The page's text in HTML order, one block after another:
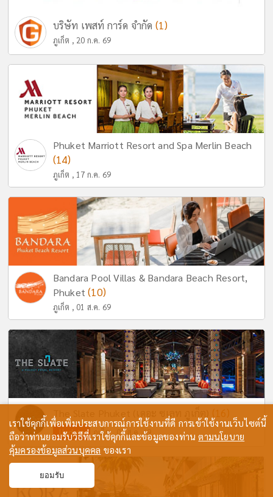
บริษัท เพสท์ การ์ด จำกัด (1)
ภูเก็ต , 20 ก.ค. 69
Phuket Marriott Resort and Spa Merlin Beach
(14)
ภูเก็ต , 17 ก.ค. 69
Bandara Pool Villas & Bandara Beach Resort,
Phuket(10)
ภูเก็ต , 01 ส.ค. 69
The Slate Phuket (เดอะ ซเลท ภูเก็ต) (16)
Update ภูเก็ต , 07 ส.ค. 69
เราใช้คุกกี้เพื่อเพิ่มประสบการณ์การใช้งานที่ดี การเข้าใช้งานเว็บไซต์นี้
ถือว่าท่านยอมรับวิธีที่เราใช้คุกกี้และข้อมูลของท่านตามนโยบาย
คุ้มครองข้อมูลส่วนบุคคล ของเรา
ยอมรับ